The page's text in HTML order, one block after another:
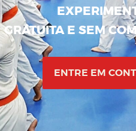
GRATUITA E SEM
ENTRE EM